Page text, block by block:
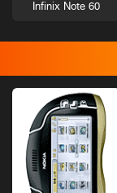
Infinix Note 60